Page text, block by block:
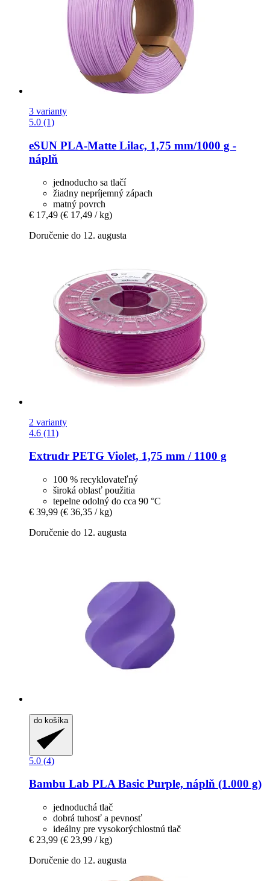
3 varianty
5.0 (1)
eSUN PLA-​Matte Lilac, 1,75 mm/1000 g -​
náplň
jednoducho sa tlačí
žiadny nepríjemný zápach
matný povrch
€ 17,49 (€ 17,49 / kg)
Doručenie do 12. augusta
2 varianty
4.6 (11)
Extrudr PETG Violet, 1,75 mm / 1100 g
100 % recyklovateľný
široká oblasť použitia
tepelne odolný do cca 90 °C
€ 39,99 (€ 36,35 / kg)
Doručenie do 12. augusta
do košíka
5.0 (4)
Bambu Lab PLA Basic Purple, náplň (1.000 g)
jednoduchá tlač
dobrá tuhosť a pevnosť
ideálny pre vysokorýchlostnú tlač
€ 23,99 (€ 23,99 / kg)
Doručenie do 12. augusta